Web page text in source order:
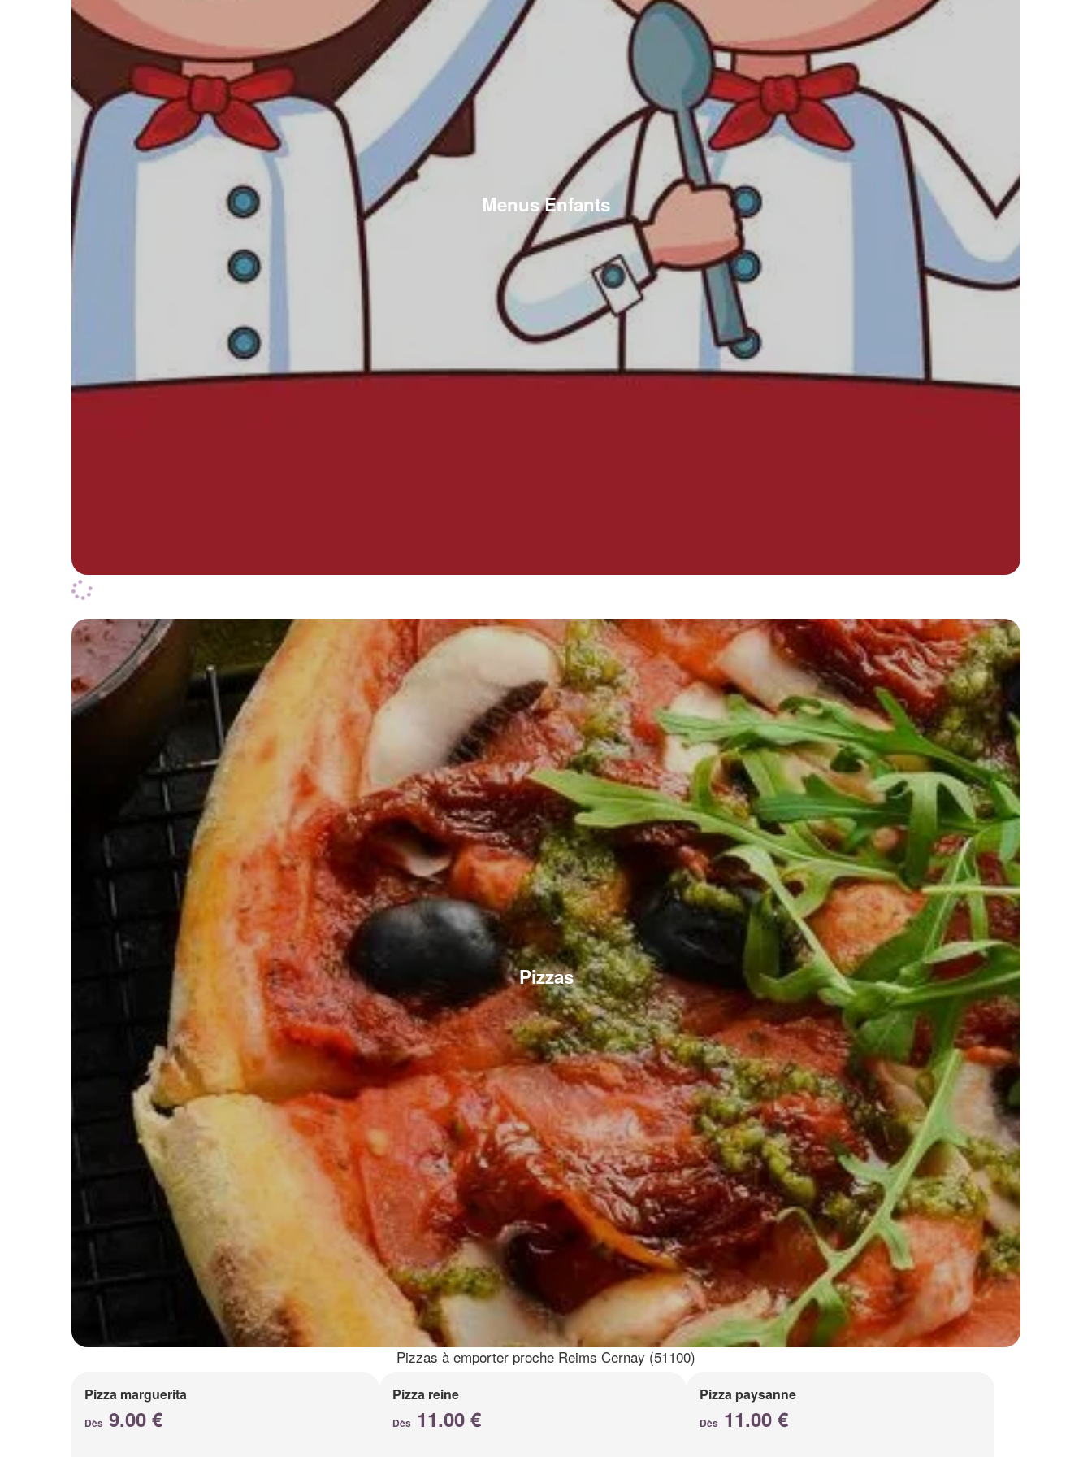
Menus Enfants
Pizzas
Pizzas à emporter proche Reims Cernay (51100)
Pizza marguerita
Dès 9.00 €
Pizza reine
Dès 11.00 €
Pizza paysanne
Dès 11.00 €